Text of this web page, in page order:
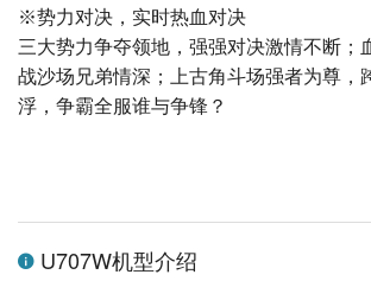
※势力对决，实时热血对决
三大势力争夺领地，强强对决激情不断；
战沙场兄弟情深；上古角斗场强者为尊，
浮，争霸全服谁与争锋？
U707W机型介绍